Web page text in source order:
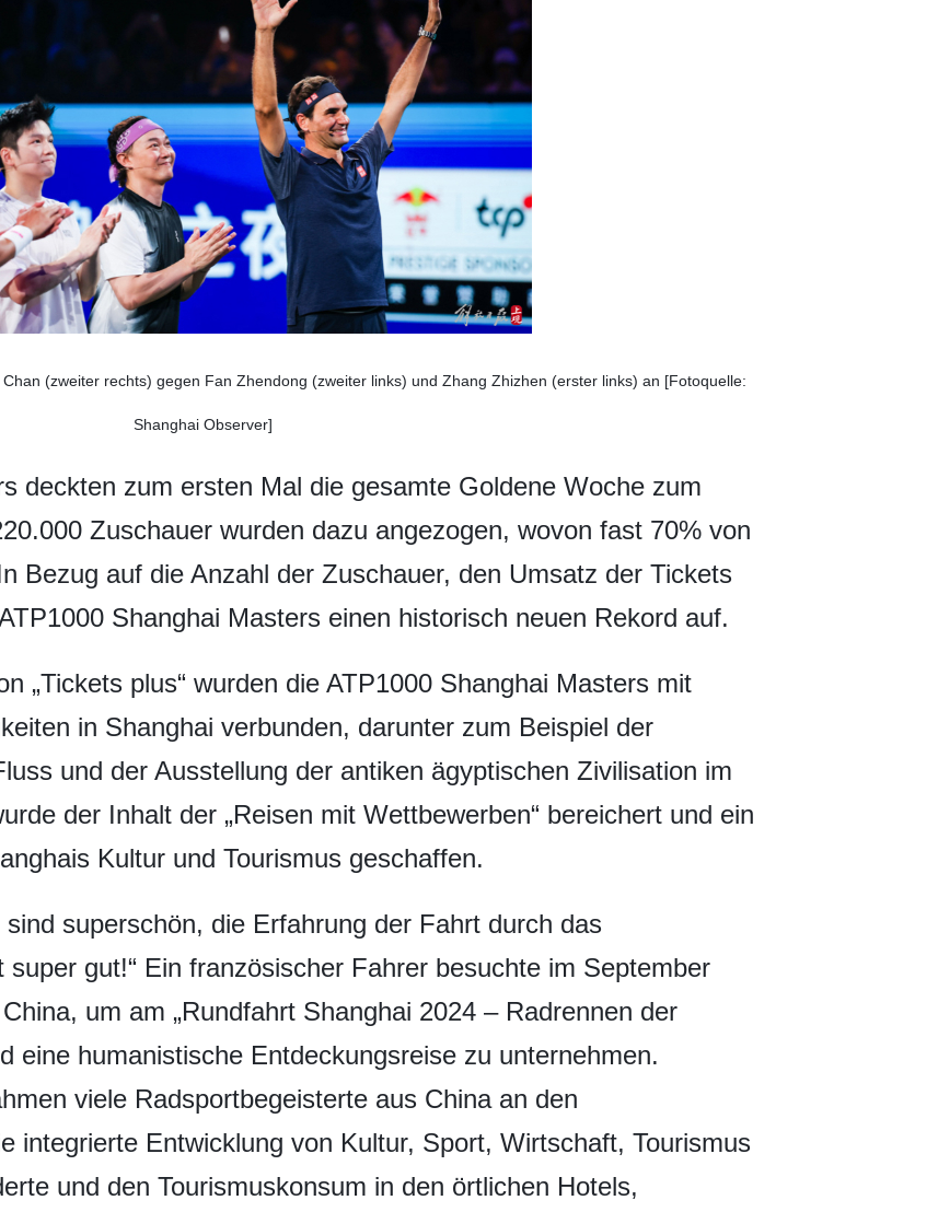
(zweiter rechts) gegen Fan Zhendong (zweiter links) und Zhang Zhizhen (erster links) an [Fotoquelle:
Shanghai Observer]
deckten zum ersten Mal die gesamte Goldene Woche zum
Zuschauer wurden dazu angezogen, wovon fast 70% von
Bezug auf die Anzahl der Zuschauer, den Umsatz der Tickets
Shanghai Masters einen historisch neuen Rekord auf.
„Tickets plus“ wurden die ATP1000 Shanghai Masters mit
in Shanghai verbunden, darunter zum Beispiel der
und der Ausstellung der antiken ägyptischen Zivilisation im
der Inhalt der „Reisen mit Wettbewerben“ bereichert und ein
Kultur und Tourismus geschaffen.
superschön, die Erfahrung der Fahrt durch das
gut!“ Ein französischer Fahrer besuchte im September
um am „Rundfahrt Shanghai 2024 – Radrennen der
eine humanistische Entdeckungsreise zu unternehmen.
viele Radsportbegeisterte aus China an den
integrierte Entwicklung von Kultur, Sport, Wirtschaft, Tourismus
und den Tourismuskonsum in den örtlichen Hotels,